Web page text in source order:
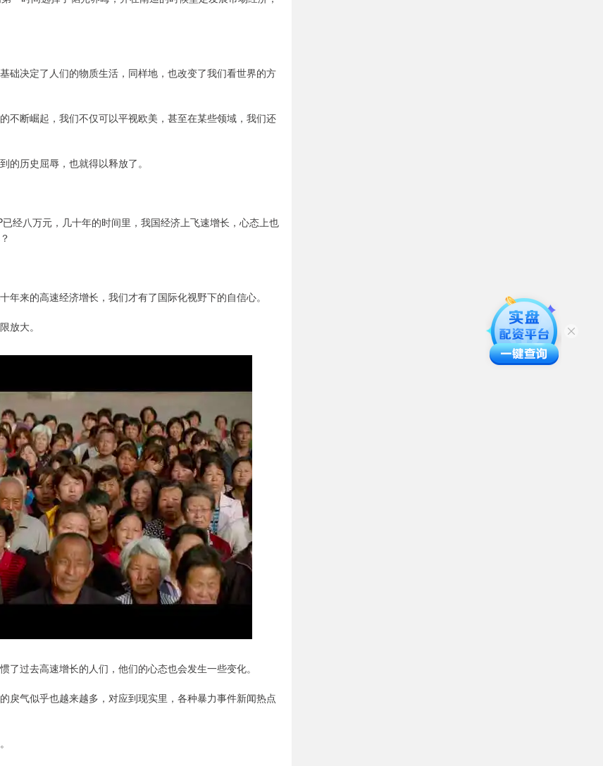
础决定了人们的物质生活，同样地，也改变了我们看世界的方
不断崛起，我们不仅可以平视欧美，甚至在某些领域，我们还
的历史屈辱，也就得以释放了。
经八万元，几十年的时间里，我国经济上飞速增长，心态上也
来的高速经济增长，我们才有了国际化视野下的自信心。
放大。
过去高速增长的人们，他们的心态也会发生一些变化。
戾气似乎也越来越多，对应到现实里，各种暴力事件新闻热点